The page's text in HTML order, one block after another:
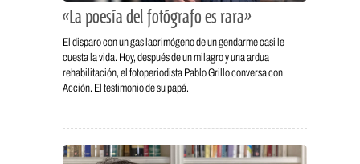
«La poesía del fotógrafo es rara»
El disparo con un gas lacrimógeno de un gendarme casi le
cuesta la vida. Hoy, después de un milagro y una ardua
rehabilitación, el fotoperiodista Pablo Grillo conversa con
Acción. El testimonio de su papá.